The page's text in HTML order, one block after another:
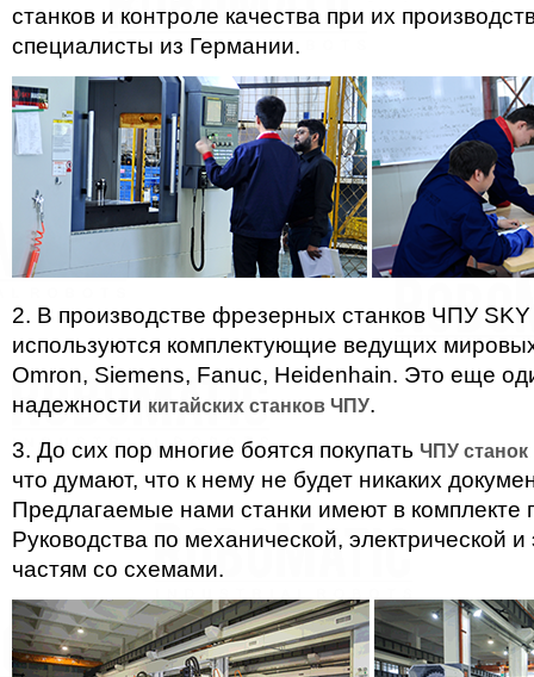
станков и контроле качества при их
специалисты из Германии.
2. В производстве фрезерных станков ЧПУ
используются комплектующие ведущих
Omron, Siemens, Fanuc, Heidenhain. Это еще
надежности китайских станков ЧПУ.
3. До сих пор многие боятся покупать ЧПУ станок
что думают, что к нему не будет никаких
Предлагаемые нами станки имеют в комплекте
Руководства по механической, электрической
частям со схемами.